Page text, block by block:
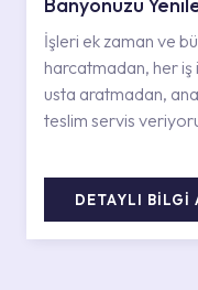
İşleri ek zaman ve
harcatmadan, her iş
usta aratmadan,
teslim servis
DETAYLI BİLGİ